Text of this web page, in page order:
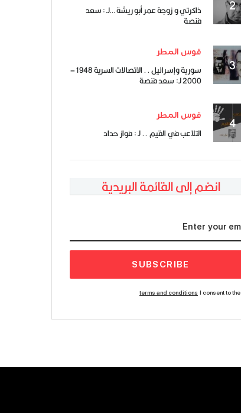
ذاكرتي و زوجة عمر أبو ريشة …لـ : سعد
فنصة
قوس المطر
سورية وإسرائيل .. الاتصالات السرية 1948 –
2000 لـ: سعد فنصة
قوس المطر
التلاعب في القيم .. لـ : فواز حداد
انضم إلى القائمة البريدية
SUBSCRIBE
I consent to the
terms and conditions